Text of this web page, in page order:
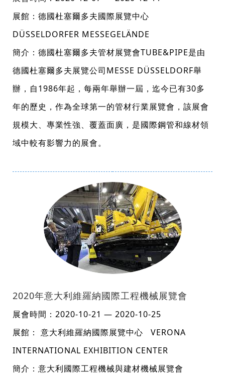
展館：德國杜塞爾多夫國際展覽中心
DÜSSELDORFER MESSEGELÄNDE
簡介：德國杜塞爾多夫管材展覽會TUBE&PIPE是由
德國杜塞爾多夫展覽公司MESSE DÜSSELDORF舉
辦，自1986年起，每兩年舉辦一屆，迄今已有30多
年的歷史，作為全球第一的管材行業展覽會，該展會
規模大、專業性強、覆蓋面廣，是國際鋼管和線材領
域中較有影響力的展會。
2020年意大利維羅納國際工程機械展覽會
展會時間：2020-10-21 — 2020-10-25
展館： 意大利維羅納國際展覽中心 VERONA
INTERNATIONAL EXHIBITION CENTER
簡介：意大利國際工程機械與建材機械展覽會